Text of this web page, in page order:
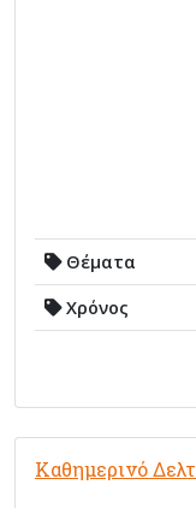
Θέματα
Χρόνος
Καθημερινό